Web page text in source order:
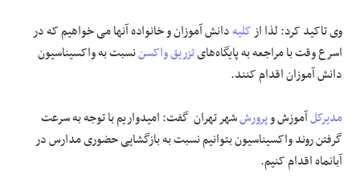
وی تاکید کرد: لذا ازکلیهدانش آموزان و خانواده آنها می خواهیم که در
اسرع وقت با مراجعه به پایگاه‌هایتزریقواکسننسبت به واکسیناسیون
دانش آموزان اقدام کنند.
مدیرکلآموزش وپرورششهر تهران گفت: امیدواریم با توجه به سرعت
گرفتن روند واکسیناسیون بتوانیم نسبت به بازگشایی حضوری مدارس در
آبانماه اقدام کنیم.